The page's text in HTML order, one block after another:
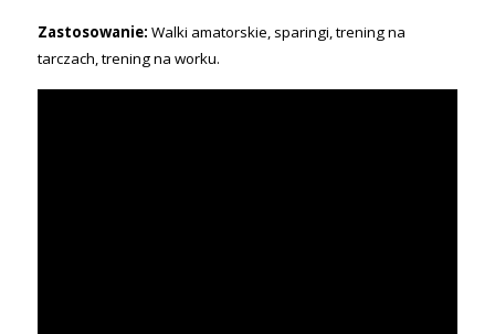
Zastosowanie: Walki amatorskie, sparingi, trening na
tarczach, trening na worku.